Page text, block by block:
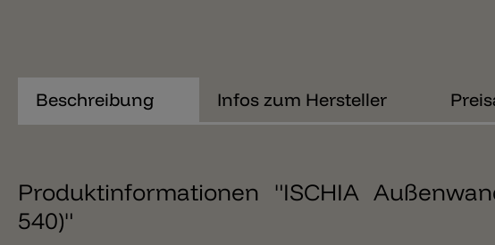
Beschreibung Infos zum Hersteller
Produktinformationen "ISCHIA
540)"